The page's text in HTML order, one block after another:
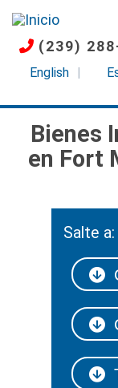
Pasar
contenido
principal
(239)
English
Bienes
en Fort
Salte a: